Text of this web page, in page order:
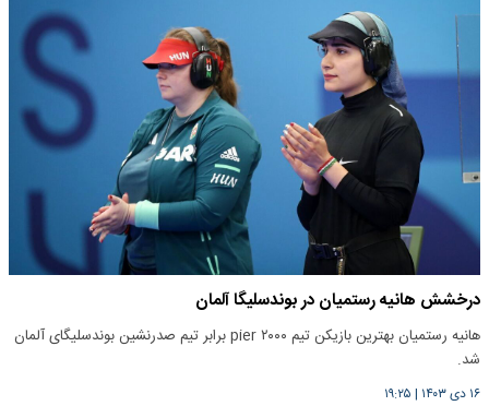
درخشش هانیه رستمیان در بوندسلیگا آلمان
هانیه رستمیان بهترین بازیکن تیم pier ۲۰۰۰ برابر تیم صدرنشین بوندسلیگای آلمان
شد.
۱۶ دی ۱۴۰۳ | ۱۹:۲۵